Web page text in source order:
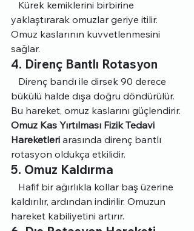
Kürek kemiklerini birbirine
yaklaştırarak omuzlar geriye itilir.
Omuz kaslarının kuvvetlenmesini
sağlar.
4. Direnç Bantlı Rotasyon
Direnç bandı ile dirsek 90 derece
bükülü halde dışa doğru döndürülür.
Bu hareket, omuz kaslarını güçlendirir.
Omuz Kas Yırtılması Fizik Tedavi
Hareketleri arasında direnç bantlı
rotasyon oldukça etkilidir.
5. Omuz Kaldırma
Hafif bir ağırlıkla kollar baş üzerine
kaldırılır, ardından indirilir. Omuzun
hareket kabiliyetini artırır.